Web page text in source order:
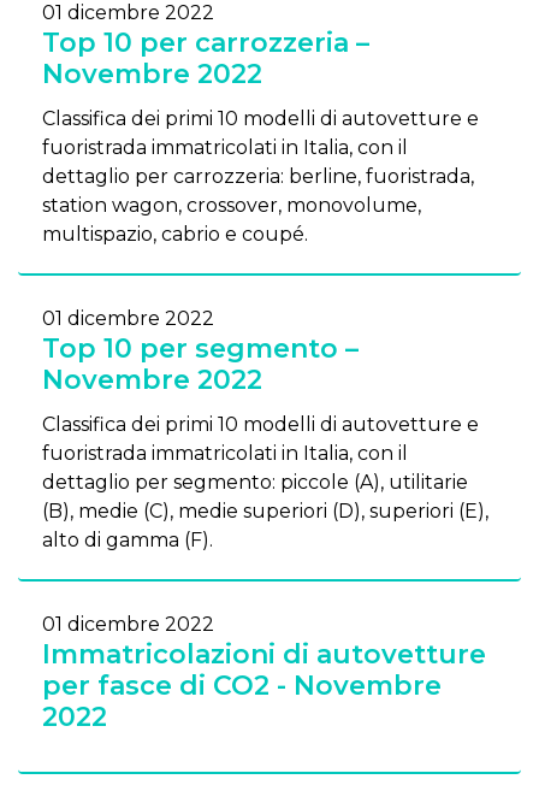
01 dicembre 2022
Top 10 per carrozzeria –
Novembre 2022
Classifica dei primi 10 modelli di autovetture e
fuoristrada immatricolati in Italia, con il
dettaglio per carrozzeria: berline, fuoristrada,
station wagon, crossover, monovolume,
multispazio, cabrio e coupé.
01 dicembre 2022
Top 10 per segmento –
Novembre 2022
Classifica dei primi 10 modelli di autovetture e
fuoristrada immatricolati in Italia, con il
dettaglio per segmento: piccole (A), utilitarie
(B), medie (C), medie superiori (D), superiori (E),
alto di gamma (F).
01 dicembre 2022
Immatricolazioni di autovetture
per fasce di CO2 - Novembre
2022